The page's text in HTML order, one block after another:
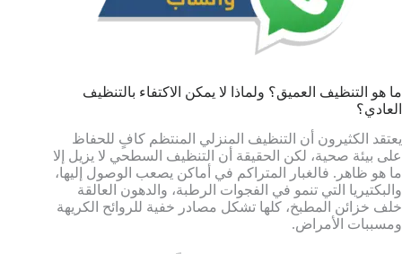
ما هو التنظيف العميق؟ ولماذا لا يمكن الاكتفاء بالتنظيف
العادي؟
يعتقد الكثيرون أن التنظيف المنزلي المنتظم كافٍ للحفاظ
على بيئة صحية، لكن الحقيقة أن التنظيف السطحي لا يزيل إلا
ما هو ظاهر. فالغبار المتراكم في أماكن يصعب الوصول إليها،
والبكتيريا التي تنمو في الفجوات الرطبة، والدهون العالقة
خلف خزائن المطبخ، كلها تشكل مصادر خفية للروائح الكريهة
ومسببات الأمراض.